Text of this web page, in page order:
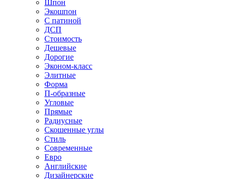
Шпон
Экошпон
С патиной
ДСП
Стоимость
Дешевые
Дорогие
Эконом-класс
Элитные
Форма
П-образные
Угловые
Прямые
Радиусные
Скошенные углы
Стиль
Современные
Евро
Английские
Дизайнерские